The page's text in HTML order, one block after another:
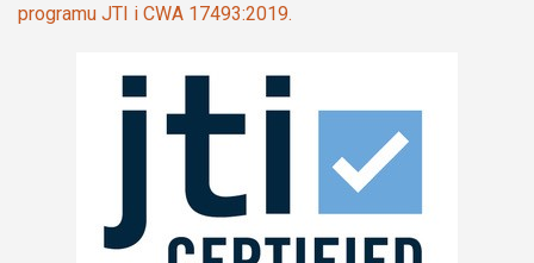
programu JTI i CWA 17493:2019.